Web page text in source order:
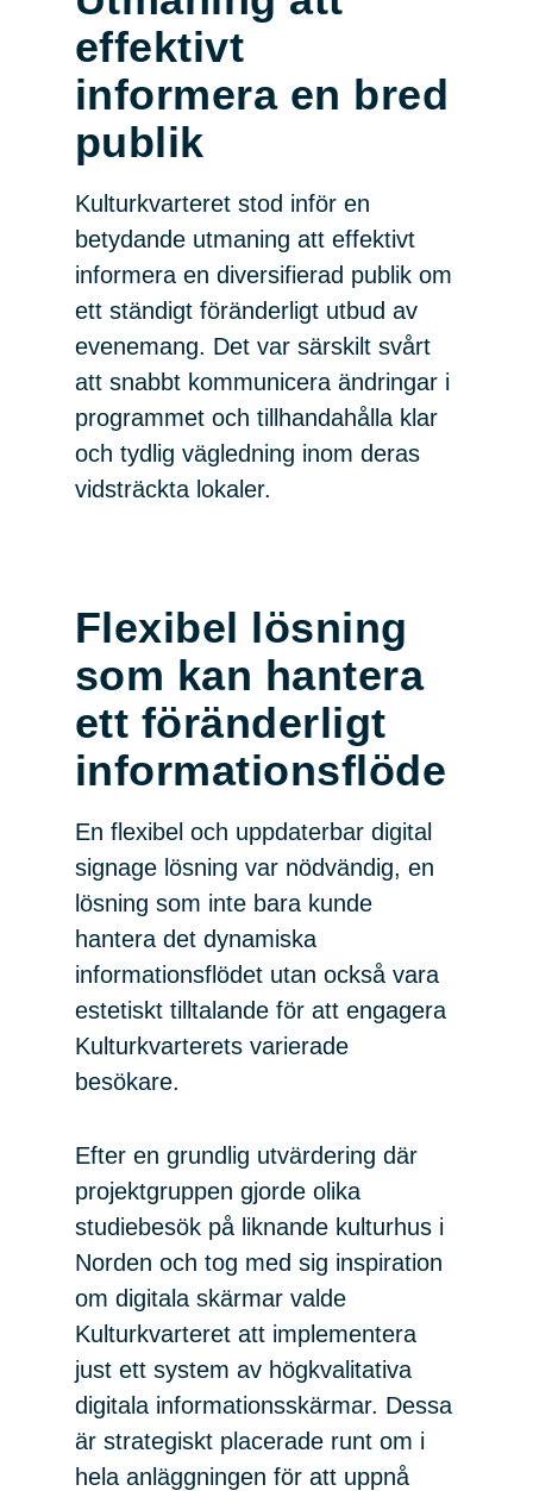
effektivt
informera en bred
publik
Kulturkvarteret stod inför en
betydande utmaning att effektivt
informera en diversifierad publik om
ett ständigt föränderligt utbud av
evenemang. Det var särskilt svårt
att snabbt kommunicera ändringar i
programmet och tillhandahålla klar
och tydlig vägledning inom deras
vidsträckta lokaler.
Flexibel lösning
som kan hantera
ett föränderligt
informationsflöde
En flexibel och uppdaterbar digital
signage lösning var nödvändig, en
lösning som inte bara kunde
hantera det dynamiska
informationsflödet utan också vara
estetiskt tilltalande för att engagera
Kulturkvarterets varierade
besökare.
Efter en grundlig utvärdering där
projektgruppen gjorde olika
studiebesök på liknande kulturhus i
Norden och tog med sig inspiration
om digitala skärmar valde
Kulturkvarteret att implementera
just ett system av högkvalitativa
digitala informationsskärmar. Dessa
är strategiskt placerade runt om i
hela anläggningen för att uppnå